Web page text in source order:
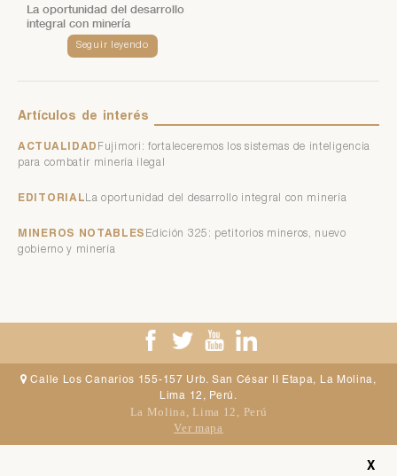
X
La oportunidad del desarrollo
integral con minería
Seguir leyendo
Artículos de interés
ACTUALIDAD Fujimori: fortaleceremos los sistemas de inteligencia
para combatir minería ilegal
EDITORIAL La oportunidad del desarrollo integral con minería
MINEROS NOTABLES Edición 325: petitorios mineros, nuevo
gobierno y minería
Calle Los Canarios 155-157 Urb. San César II Etapa, La Molina,
Lima 12, Perú.
La Molina, Lima 12, Perú
Ver mapa